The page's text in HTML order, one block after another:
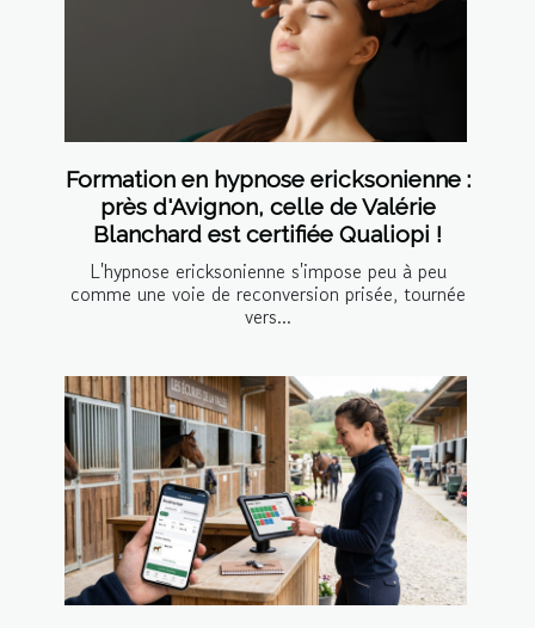
Formation en hypnose ericksonienne :
près d'Avignon, celle de Valérie
Blanchard est certifiée Qualiopi !
L'hypnose ericksonienne s'impose peu à peu
comme une voie de reconversion prisée, tournée
vers...